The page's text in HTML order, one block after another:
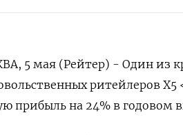
5 мая (Рейтер) - Один из
ритейлеров Х5
прибыль на 24% в годовом